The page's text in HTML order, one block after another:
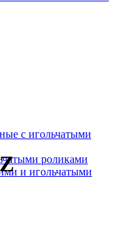
с игольчатыми
роликами
и игольчатыми